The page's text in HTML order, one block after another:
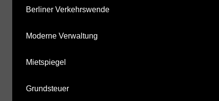
Berliner Verkehrswende
Moderne Verwaltung
Mietspiegel
Grundsteuer